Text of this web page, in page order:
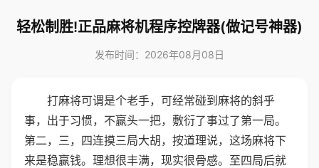
轻松制胜!正品麻将机程序控牌器(做记号神器)
发布时间：2026年08月08日
打麻将可谓是个老手，可经常碰到麻将的斜乎
事，出于习惯，不赢头一把，敷衍了事过了第一局。
第二，三，四连摸三局大胡，按道理说，这场麻将下
来是稳赢钱。理想很丰满，现实很骨感。至四局后就